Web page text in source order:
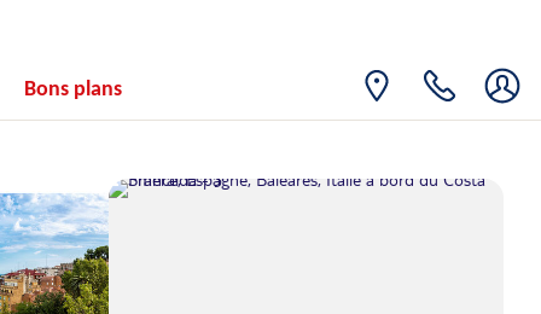
Bons plans